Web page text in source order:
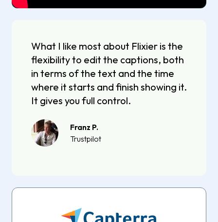
What I like most about Flixier is the
flexibility to edit the captions, both
in terms of the text and the time
where it starts and finish showing it.
It gives you full control.
Franz P.
Trustpilot